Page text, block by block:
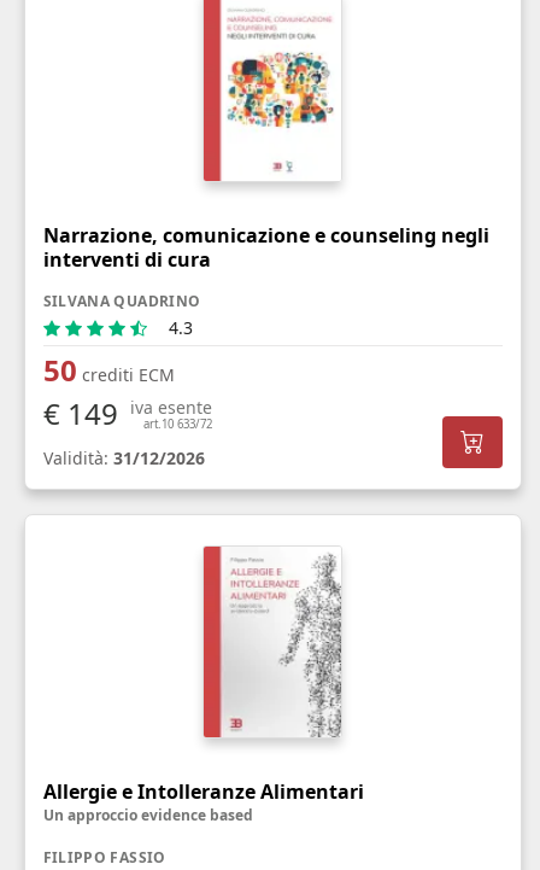
Narrazione, comunicazione e counseling negli
interventi di cura
SILVANA QUADRINO
4.3
50 crediti ECM
€ 149 iva esente
art.10 633/72
Validità: 31/12/2026
Allergie e Intolleranze Alimentari
Un approccio evidence based
FILIPPO FASSIO